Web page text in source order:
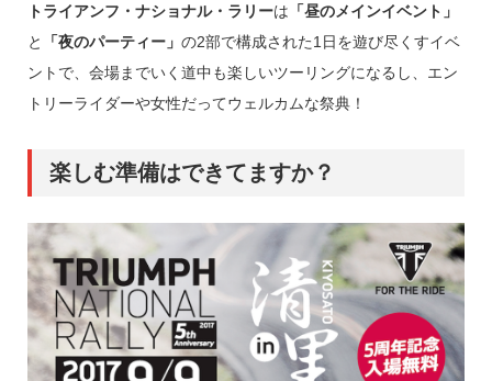
トライアンフ・ナショナル・ラリーは 「昼のメインイベント」
と
「夜のパーティー」 の2部で構成された1日を遊び尽くすイベ
ントで、会場までいく道中も楽しいツーリングになるし、エン
トリーライダーや女性だってウェルカムな祭典！
楽しむ準備はできてますか？